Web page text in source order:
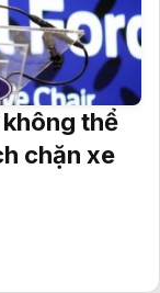
thể
chặn xe